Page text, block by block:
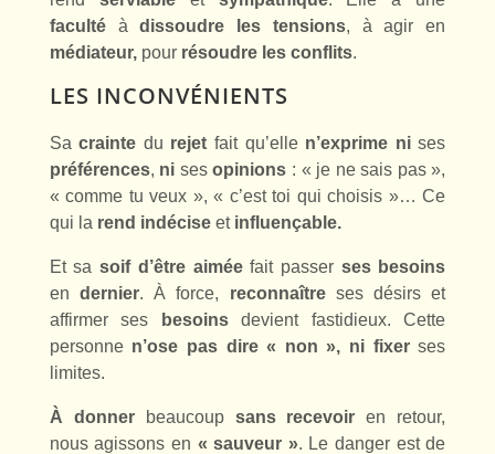
faculté àdissoudre les tensions, à agir en
médiateur,pour résoudre les conflits.
LES INCONVÉNIENTS
Sacrainte du rejet fait qu’elle n’exprime nises
préférences, ni sesopinions : « je ne sais pas »,
« comme tu veux », « c’est toi qui choisis »… Ce
qui la rend indéciseet influençable.
Et sasoif d’être aiméefait passer ses besoins
en dernier. À force, reconnaître ses désirs et
affirmer ses
besoinsdevient fastidieux. Cette
personne n’ose pas dire « non », ni fixerses
limites.
À donner beaucoup sans recevoir en retour,
nous agissons en « sauveur ». Le danger est de